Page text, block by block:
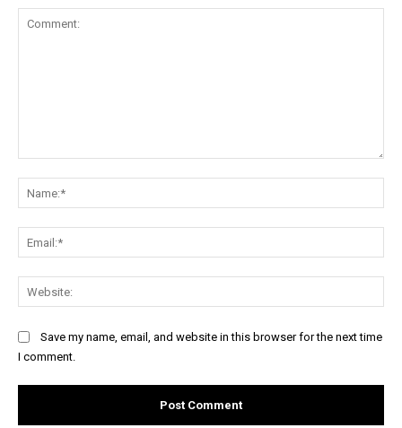
Save my name, email, and website in this browser for the next time
I comment.